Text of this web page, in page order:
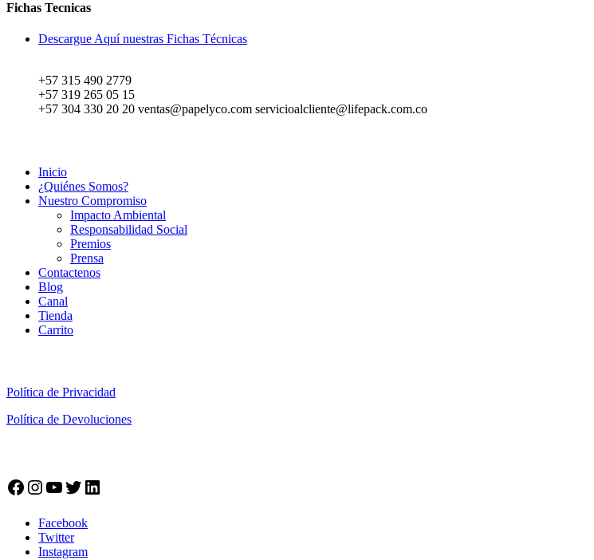
Fichas Tecnicas
Descargue Aquí nuestras Fichas Técnicas
+57 315 490 2779
+57 319 265 05 15
+57 304 330 20 20 ventas@papelyco.com servicioalcliente@lifepack.com.co
Inicio
¿Quiénes Somos?
Nuestro Compromiso
Impacto Ambiental
Responsabilidad Social
Premios
Prensa
Contactenos
Blog
Canal
Tienda
Carrito
Política de Privacidad
Política de Devoluciones
Facebook
Instagram
YouTube
Twitter
LinkedIn
Facebook
Twitter
Instagram